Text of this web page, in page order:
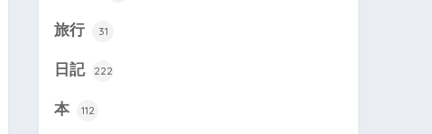
旅行 31
日記 222
本 112